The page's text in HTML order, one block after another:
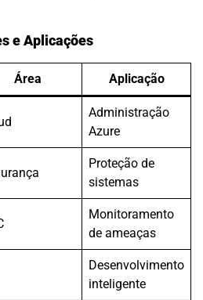
e Aplicações
Área Aplicação
Administração
Azure
Proteção de
sistemas
Monitoramento
de ameaças
Desenvolvimento
inteligente